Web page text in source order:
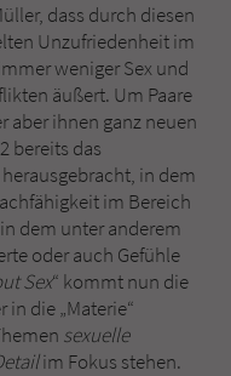
dass durch diesen
Unzufriedenheit im
weniger Sex und
äußert. Um Paare
aber ihnen ganz neuen
bereits das
herausgebracht, in dem
im Bereich
dem unter anderem
oder auch Gefühle
Sex“ kommt nun die
die „Materie“
sexuelle
im Fokus stehen.
die
mit dem
um z. B. den
zu